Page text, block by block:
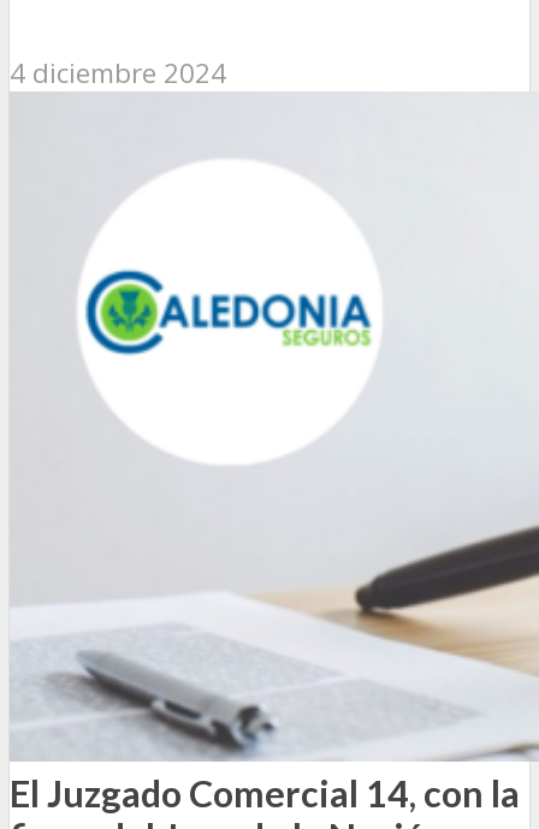
4 diciembre 2024
El Juzgado Comercial 14, con la